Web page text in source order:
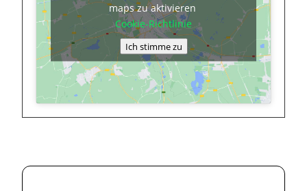
maps zu aktivieren
Cookie-Richtlinie
Ich stimme zu